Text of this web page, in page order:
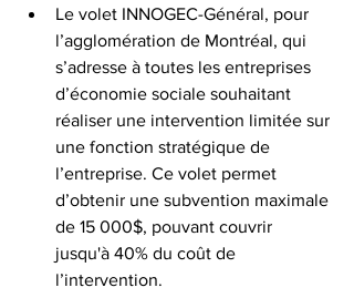
Le volet INNOGEC-Général, pour
l’agglomération de Montréal, qui
s’adresse à toutes les entreprises
d’économie sociale souhaitant
réaliser une intervention limitée sur
une fonction stratégique de
l’entreprise. Ce volet permet
d’obtenir une subvention maximale
de 15 000$, pouvant couvrir
jusqu'à 40% du coût de
l’intervention.